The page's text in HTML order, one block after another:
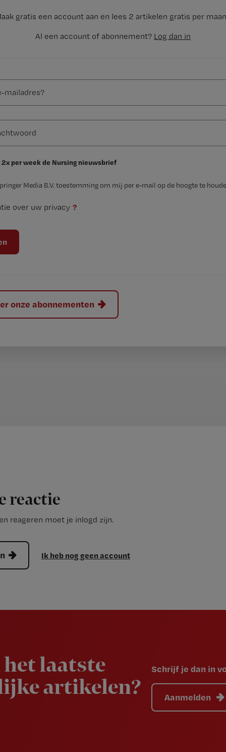
gratis een account aan en lees 2 artikelen gratis per
Al een account of abonnement? Log dan in
2x per week de Nursing nieuwsbrief
Media B.V. toestemming om mij per e-mail op de hoogte te
over uw privacy ?
onze abonnementen
reactie
reageren moet je inlogd zijn.
Ik heb nog geen account
laatste
artikelen?
Schrijf je dan in
Aanmelden